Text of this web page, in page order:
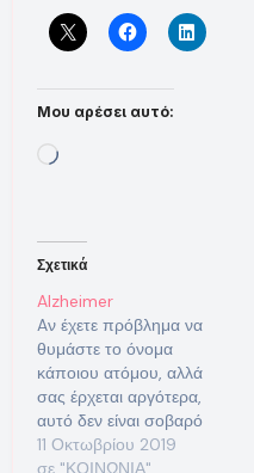
Μου αρέσει αυτό:
Loading…
Σχετικά
Alzheimer
Aν έχετε πρόβλημα να
θυμάστε το όνομα
κάποιου ατόμου, αλλά
σας έρχεται αργότερα,
αυτό δεν είναι σοβαρό
πρόβλημα μνήμης. Αλλά
εάν τα προβλήματα
11 Οκτωβρίου 2019
σε "ΚΟΙΝΩΝΙΑ"